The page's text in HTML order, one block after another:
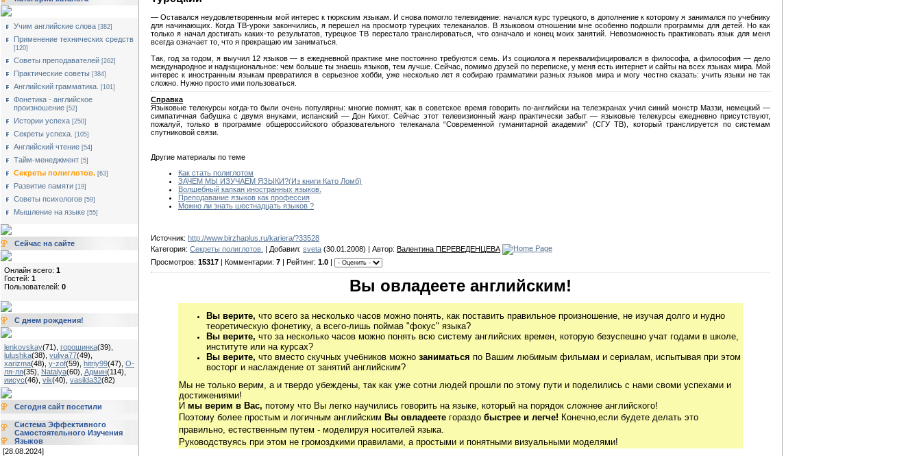
Учим английские слова [382]
Применение технических средств
[120]
Советы преподавателей [262]
Практические советы [384]
Английский грамматика. [101]
Фонетика - английское
произношение [52]
Истории успеха [250]
Секреты успеха. [105]
Английский чтение [54]
Тайм-менеджмент [5]
Секреты полиглотов. [63]
Развитие памяти [19]
Советы психологов [59]
Мышление на языке [55]
Сейчас на сайте
Онлайн всего: 1
Гостей: 1
Пользователей: 0
С днем рождения!
lenkovskay(71) горошинка(39)
lulushka(38) yuliya77(49)
xarizma(48) y-zof(59) hitriy99(47) О-
ля-ля(35) Natalya(60) Админ(114)
иисус(46) vik(40) vasilda32(82)
Сегодня сайт посетили
Система Эффективного
Самостоятельного Изучения
Языков
[28.08.2024]
— Оставался неудовлетворенным мой интерес к тюркским языкам. И снова помогло телевидение: начался курс турецкого, в дополнение к которому я занимался по учебнику
для начинающих. Когда ТВ-уроки закончились, я перешел на просмотр турецких телеканалов. В языковом отношении мне особенно подошли программы для детей. Но как
только я начал достигать каких-то результатов, турецкое ТВ перестало транслироваться, что означало и конец моих занятий. Невозможность практиковать язык для меня
всегда означает то, что я прекращаю им заниматься.
Так, год за годом, я выучил 12 языков — в ежедневной практике мне постоянно требуются семь. Из социолога я переквалифицировался в философа, а философия — дело
международное и наднациональное: чем больше ты знаешь языков, тем лучше. Сейчас, помимо друзей по переписке, у меня есть интернет и сайты на всех языках мира. Мой
интерес к иностранным языкам превратился в серьезное хобби, уже несколько лет я собираю грамматики разных языков мира и могу честно сказать: учить языки не так
сложно. Нужно просто ими пользоваться.
Справка
Языковые телекурсы когда-то были очень популярны: многие помнят, как в советское время говорить по-английски на телеэкранах учил синий монстр Маззи, немецкий —
симпатичная бабушка с двумя внуками, испанский — Дон Кихот. Сейчас этот телевизионный жанр практически забыт — языковые телекурсы ежедневно присутствуют,
пожалуй, только в программе общероссийского образовательного телеканала “Современной гуманитарной академии” (СГУ ТВ), который транслируется по системам
спутниковой связи.
Другие материалы по теме
Как стать полиглотом
ЗАЧЕМ МЫ ИЗУЧАЕМ ЯЗЫКИ?(Из книги Като Ломб)
Волшебный капкан иностранных языков.
Преподавание языков как профессия
Можно ли знать шестнадцать языков ?
Источник: http://www.birzhaplus.ru/kariera/?33528
Категория: Секреты полиглотов. | Добавил: sveta (30.01.2008) | Автор: Валентина ПЕРЕВЕДЕНЦЕВА
Просмотров: 15317 | Комментарии: 7 | Рейтинг: 1.0
Вы овладеете английским!
Вы верите, что всего за несколько часов можно понять, как поставить правильное произношение, не изучая долго и нудно
теоретическую фонетику, а всего-лишь поймав "фокус" языка?
Вы верите, что за несколько часов можно понять всю систему английских времен, которую безуспешно учат годами в школе,
институте или на курсах?
Вы верите, что вместо скучных учебников можно заниматься по Вашим любимым фильмам и сериалам, испытывая при этом
восторг и наслаждение от занятий английским?
Мы не только верим, а и твердо убеждены, так как уже сотни людей прошли по этому пути и поделились с нами своми успехами и
достижениями!
И мы верим в Вас, потому что Вы легко научились говорить на языке, который на порядок сложнее английского!
Поэтому более простым и логичным английским Вы овладеете гораздо быстрее и легче! Конечно,если будете делать это
правильно, естественным путем - моделируя носителей языка.
Руководствуясь при этом не громоздкими правилами, а простыми и понятными визуальными моделями!